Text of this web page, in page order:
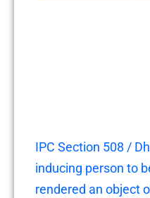
IPC Section 508 /
inducing person to
rendered an object